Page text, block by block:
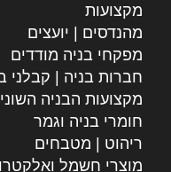
מקצועות
מהנדסים | יועצים
מפקחי בניה מודדים
חברות בניה | קבלני
מקצועות הבניה
חומרי בניה וגמר
ריהוט | מטבחים
מוצרי חשמל